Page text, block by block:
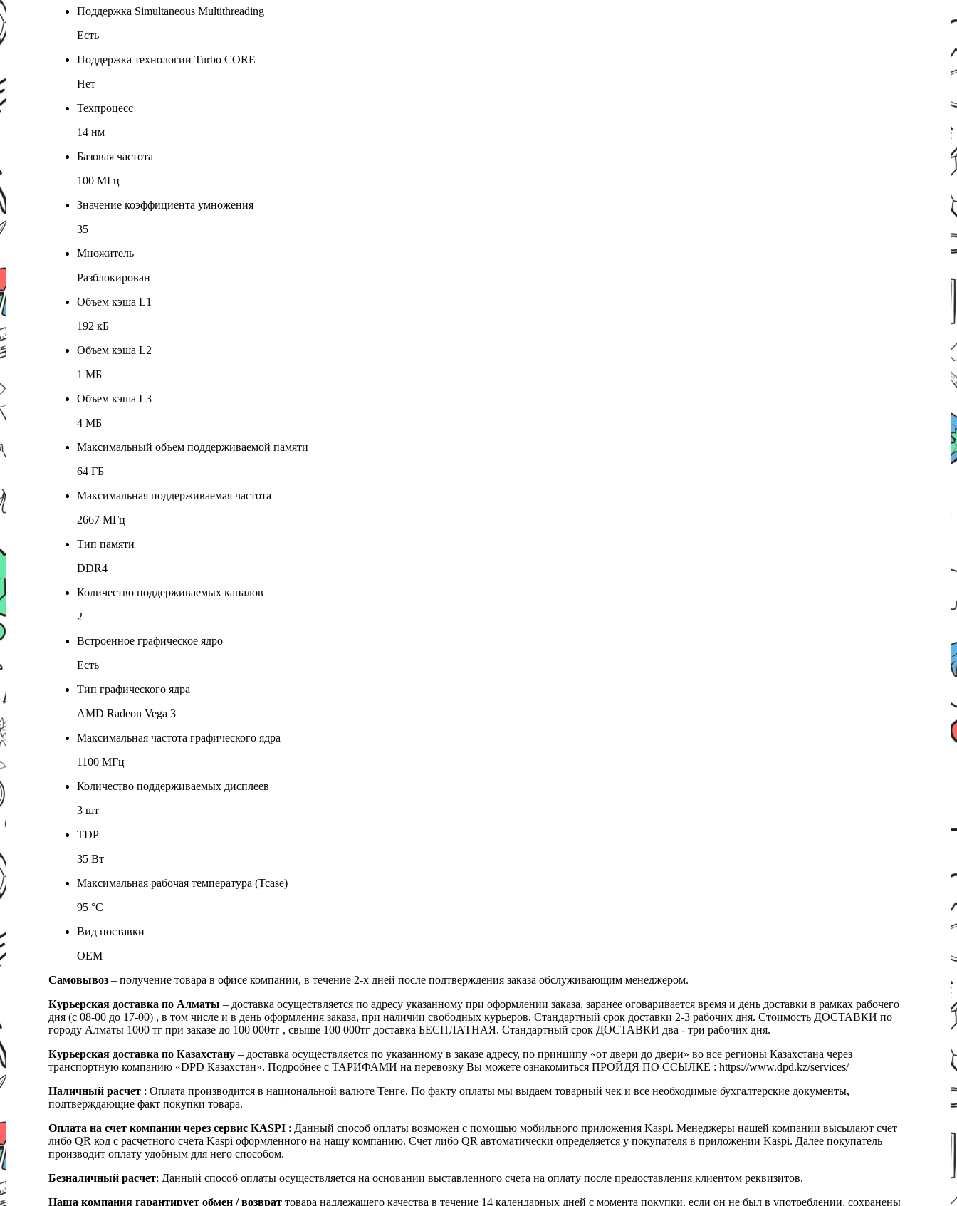
Поддержка Simultaneous Multithreading
Есть
Поддержка технологии Turbo CORE
Нет
Техпроцесс
14 нм
Базовая частота
100 МГц
Значение коэффициента умножения
35
Множитель
Разблокирован
Объем кэша L1
192 кБ
Объем кэша L2
1 МБ
Объем кэша L3
4 МБ
Максимальный объем поддерживаемой памяти
64 ГБ
Максимальная поддерживаемая частота
2667 МГц
Тип памяти
DDR4
Количество поддерживаемых каналов
2
Встроенное графическое ядро
Есть
Тип графического ядра
AMD Radeon Vega 3
Максимальная частота графического ядра
1100 МГц
Количество поддерживаемых дисплеев
3 шт
TDP
35 Вт
Максимальная рабочая температура (Tcase)
95 °C
Вид поставки
OEM
Самовывоз – получение товара в офисе компании, в течение 2-х дней после подтверждения заказа обслуживающим менеджером.
Курьерская доставка по Алматы – доставка осуществляется по адресу указанному при оформлении заказа, заранее оговаривается время и день доставки в рамках рабочего
дня (с 08-00 до 17-00) , в том числе и в день оформления заказа, при наличии свободных курьеров. Стандартный срок доставки 2-3 рабочих дня. Стоимость ДОСТАВКИ по
городу Алматы 1000 тг при заказе до 100 000тг , свыше 100 000тг доставка БЕСПЛАТНАЯ. Стандартный срок ДОСТАВКИ два - три рабочих дня.
Курьерская доставка по Казахстану – доставка осуществляется по указанному в заказе адресу, по принципу «от двери до двери» во все регионы Казахстана через
транспортную компанию «DPD Казахстан». Подробнее с ТАРИФАМИ на перевозку Вы можете ознакомиться ПРОЙДЯ ПО ССЫЛКЕ : https://www.dpd.kz/services/
Наличный расчет : Оплата производится в национальной валюте Тенге. По факту оплаты мы выдаем товарный чек и все необходимые бухгалтерские документы,
подтверждающие факт покупки товара.
Оплата на счет компании через сервис KASPI : Данный способ оплаты возможен с помощью мобильного приложения Kaspi. Менеджеры нашей компании высылают счет
либо QR код с расчетного счета Kaspi оформленного на нашу компанию. Счет либо QR автоматически определяется у покупателя в приложении Kaspi. Далее покупатель
производит оплату удобным для него способом.
Безналичный расчет: Данный способ оплаты осуществляется на основании выставленного счета на оплату после предоставления клиентом реквизитов.
Наша компания гарантирует обмен / возврат товара надлежащего качества в течение 14 календарных дней с момента покупки, если он не был в употреблении, сохранены